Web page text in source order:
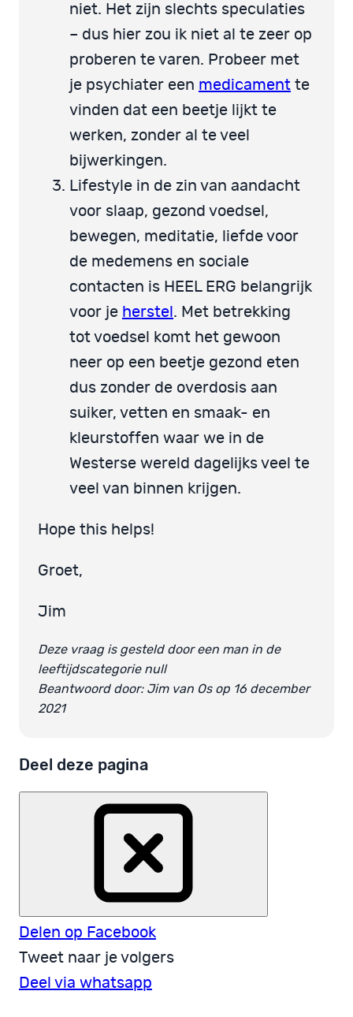
niet. Het zijn slechts speculaties
– dus hier zou ik niet al te zeer op
proberen te varen. Probeer met
je psychiater een medicament te
vinden dat een beetje lijkt te
werken, zonder al te veel
bijwerkingen.
Lifestyle in de zin van aandacht
voor slaap, gezond voedsel,
bewegen, meditatie, liefde voor
de medemens en sociale
contacten is HEEL ERG belangrijk
voor je herstel . Met betrekking
tot voedsel komt het gewoon
neer op een beetje gezond eten
dus zonder de overdosis aan
suiker, vetten en smaak- en
kleurstoffen waar we in de
Westerse wereld dagelijks veel te
veel van binnen krijgen.
Hope this helps!
Groet,
Jim
Deze vraag is gesteld door een man in de
leeftijdscategorie null
Beantwoord door: Jim van Os op 16 december
2021
Deel deze pagina
Delen op Facebook
Tweet naar je volgers
Deel via whatsapp